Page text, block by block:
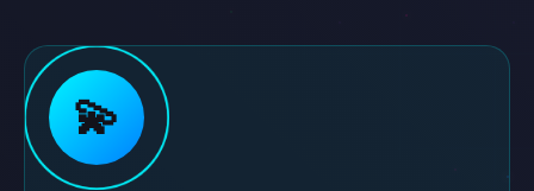
💫